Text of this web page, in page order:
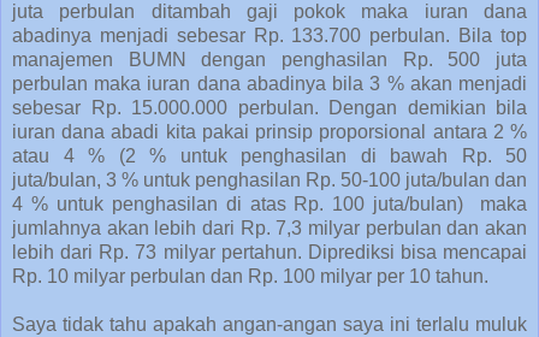
juta perbulan ditambah gaji pokok maka iuran dana
abadinya menjadi sebesar Rp. 133.700 perbulan. Bila top
manajemen BUMN dengan penghasilan Rp. 500 juta
perbulan maka iuran dana abadinya bila 3 % akan menjadi
sebesar Rp. 15.000.000 perbulan. Dengan demikian bila
iuran dana abadi kita pakai prinsip proporsional antara 2 %
atau 4 % (2 % untuk penghasilan di bawah Rp. 50
juta/bulan, 3 % untuk penghasilan Rp. 50-100 juta/bulan dan
4 % untuk penghasilan di atas Rp. 100 juta/bulan)
maka
jumlahnya akan lebih dari Rp. 7,3 milyar perbulan dan akan
lebih dari Rp. 73 milyar pertahun. Diprediksi bisa mencapai
Rp. 10 milyar perbulan dan Rp. 100 milyar per 10 tahun.
Saya tidak tahu apakah angan-angan saya ini terlalu muluk